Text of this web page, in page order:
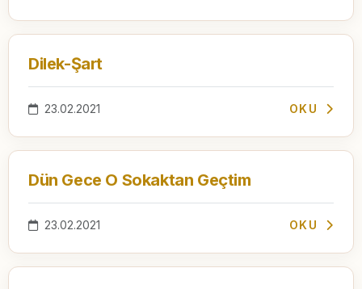
Dilek-Şart
23.02.2021 OKU
Dün Gece O Sokaktan Geçtim
23.02.2021 OKU